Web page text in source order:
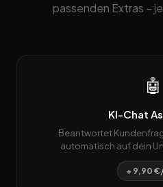
passenden Extras –
🤖
KI-Chat
Beantwortet
automatisch auf dein
+ 9,90